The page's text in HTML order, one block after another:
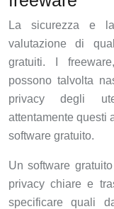
La sicurezza e
valutazione di
gratuiti. I
possono talvolta
privacy degli
attentamente questi
software gratuito.
Un software
privacy chiare e
specificare quali